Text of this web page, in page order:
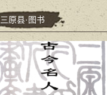
三原县·图书